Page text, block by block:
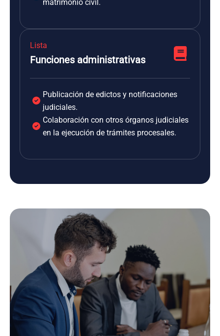
matrimonio civil.
Lista
Funciones administrativas
Publicación de edictos y notificaciones
judiciales.
Colaboración con otros órganos judiciales
en la ejecución de trámites procesales.